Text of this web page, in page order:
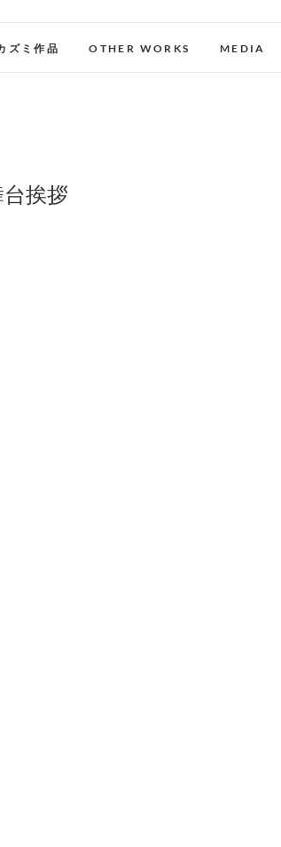
ズミ作品 OTHER WORKS MEDIA
挨拶